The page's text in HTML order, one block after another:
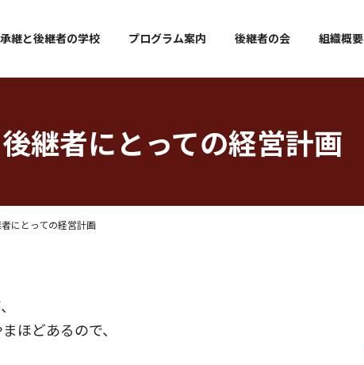
継と後継者の学校 プログラム案内 後継者の会 組織概要
後継者にとっての経営計画
にとっての経営計画
ほどあるので、